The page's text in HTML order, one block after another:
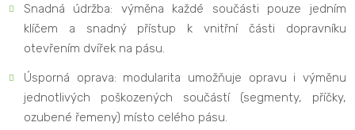
Snadná údržba: výměna každé součásti pouze jedním
klíčem a snadný přístup k vnitřní části dopravníku
otevřením dvířek na pásu.
Úsporná oprava: modularita umožňuje opravu i výměnu
jednotlivých poškozených součástí (segmenty, příčky,
ozubené řemeny) místo celého pásu.